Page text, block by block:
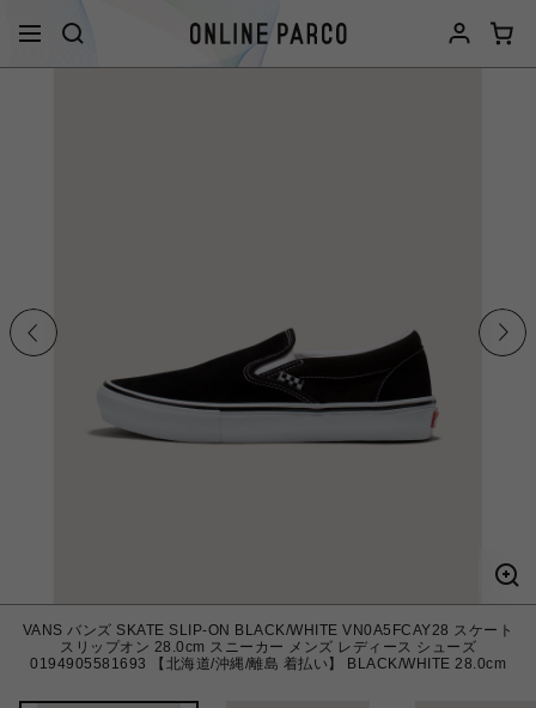
VANS バンズ SKATE SLIP-ON BLACK/WHITE VN0A5FCAY28 スケート
スリップオン 28.0cm スニーカー メンズ レディース シューズ
0194905581693 【北海道/沖縄/離島 着払い】 BLACK/WHITE 28.0cm